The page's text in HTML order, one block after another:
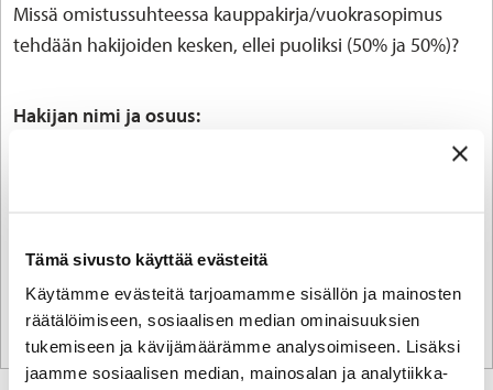
Tämä sivusto käyttää evästeitä
Käytämme evästeitä tarjoamamme sisällön ja mainosten
räätälöimiseen, sosiaalisen median ominaisuuksien
tukemiseen ja kävijämäärämme analysoimiseen. Lisäksi
jaamme sosiaalisen median, mainosalan ja analytiikka-
Missä omistussuhteessa kauppakirja/vuokrasopimus
tehdään hakijoiden kesken, ellei puoliksi (50% ja 50%)?
Hakijan nimi ja osuus: